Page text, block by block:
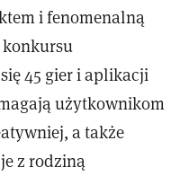
i fenomenalną
45 gier i aplikacji
użytkownikom
a także
z rodziną